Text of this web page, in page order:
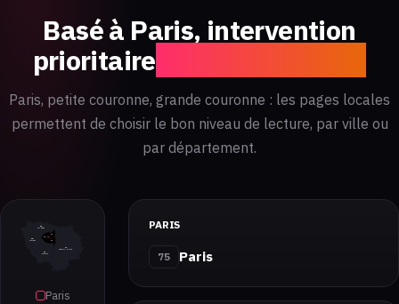
Basé à Paris, intervention
prioritaire
Paris, petite couronne, grande couronne : les pages locales
permettent de choisir le bon niveau de lecture, par ville ou
par département.
77
78
91
95
Paris
PARIS
75 Paris